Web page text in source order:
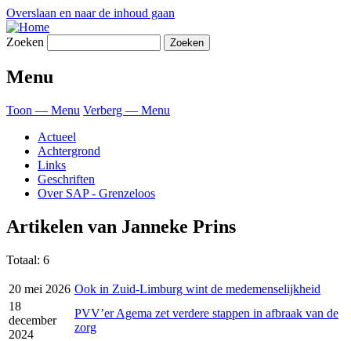
Overslaan en naar de inhoud gaan
Zoeken
Menu
Toon — Menu Verberg — Menu
Actueel
Achtergrond
Links
Geschriften
Over SAP - Grenzeloos
Artikelen van Janneke Prins
Totaal: 6
20 mei 2026 Ook in Zuid-Limburg wint de medemenselijkheid
18
december
2024
PVV’er Agema zet verdere stappen in afbraak van de
zorg